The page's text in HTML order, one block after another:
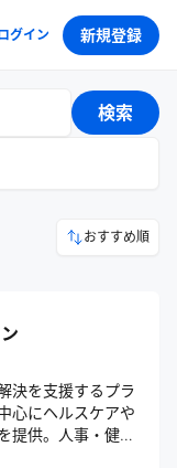
グイン 新規登録
検索
おすすめ順
決を支援するプラ
心にヘルスケアや
提供。人事・健康
、企業の生産性